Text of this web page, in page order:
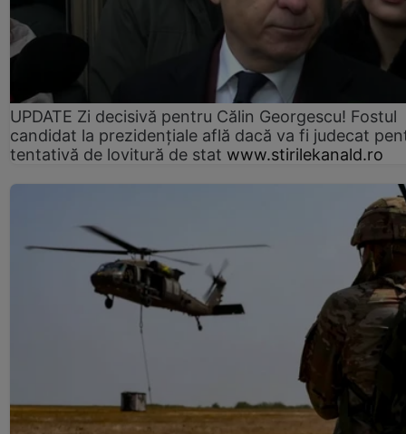
UPDATE Zi decisivă pentru Călin Georgescu! Fostul
candidat la prezidențiale află dacă va fi judecat
tentativă de lovitură de stat www.stirilekanald.ro